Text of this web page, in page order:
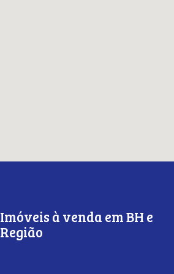
Imóveis à venda em BH e
Região